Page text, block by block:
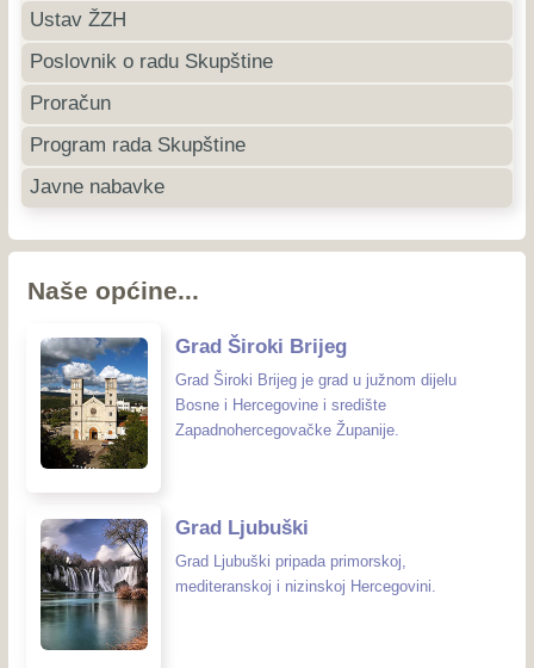
Ustav ŽZH
Poslovnik o radu Skupštine
Proračun
Program rada Skupštine
Javne nabavke
Naše općine...
Grad Široki Brijeg
Grad Široki Brijeg je grad u južnom dijelu
Bosne i Hercegovine i središte
Zapadnohercegovačke Županije.
Grad Ljubuški
Grad Ljubuški pripada primorskoj,
mediteranskoj i nizinskoj Hercegovini.